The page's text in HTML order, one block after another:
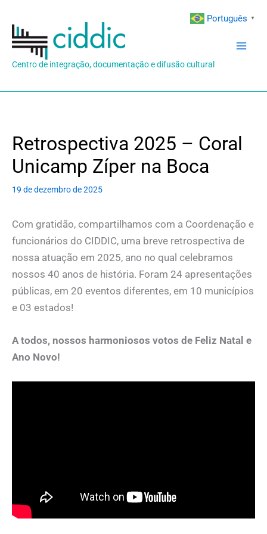
para
conteúdo
Centro de integração, documentação e difusão cultural
Retrospectiva 2025 – Coral
Unicamp Zíper na Boca
19 de dezembro de 2025
Com gratidão, compartilhamos com a Coordenação e
funcionários do CIDDIC, uma breve retrospectiva de
nossa atuação em 2025, ano no qual celebramos
nossos 40 anos de história. Foram 24 apresentações
públicas, em 20 eventos diferentes, em 10 municípios
e 03 estados!
A todos, nossos harmoniosos votos de Feliz Natal e
Ano Novo!
Português ▼